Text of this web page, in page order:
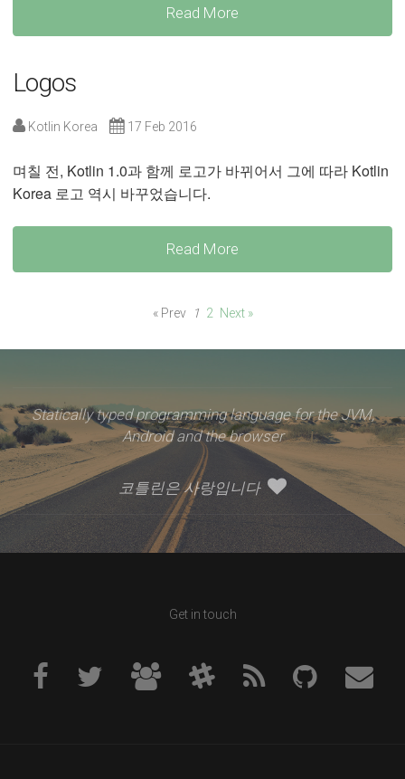
Read More
Logos
Kotlin Korea 17 Feb 2016
며칠 전, Kotlin 1.0과 함께 로고가 바뀌어서 그에 따라 Kotlin
Korea 로고 역시 바꾸었습니다.
Read More
« Prev 1 2 Next »
Statically typed programming language for the JVM,
Android and the browser
코틀린은 사랑입니다
Get in touch